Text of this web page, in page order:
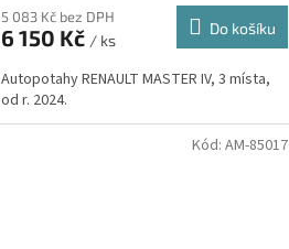
5 083 Kč bez DPH
6 150 Kč / ks
Do košíku
Autopotahy RENAULT MASTER IV, 3 místa,
od r. 2024.
Kód: AM-85017